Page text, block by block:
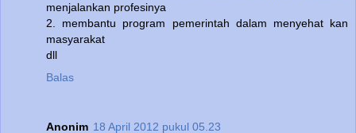
menjalankan profesinya
2. membantu program pemerintah dalam menyehat kan
masyarakat
dll
Balas
Anonim 18 April 2012 pukul 05.23